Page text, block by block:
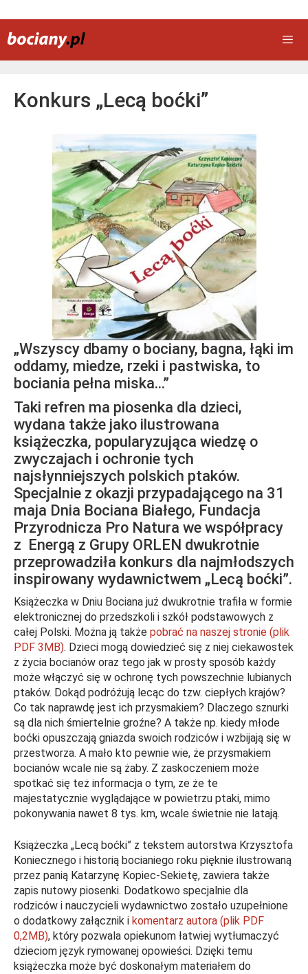
do
treści
Konkurs „Lecą boćki”
„Wszyscy dbamy o bociany, bagna, łąki im
oddamy, miedze, rzeki i pastwiska, to
bociania pełna miska…”
Taki refren ma piosenka dla dzieci,
wydana także jako ilustrowana
książeczka, popularyzująca wiedzę o
zwyczajach i ochronie tych
najsłynniejszych polskich ptaków.
Specjalnie z okazji przypadającego na 31
maja Dnia Bociana Białego, Fundacja
Przyrodnicza Pro Natura we współpracy
z Energą z Grupy ORLEN dwukrotnie
przeprowadziła konkurs dla najmłodszych
inspirowany wydawnictwem „Lecą boćki”.
Książeczka w Dniu Bociana już dwukrotnie trafiła w formie
elektronicznej do przedszkoli i szkół podstawowych z
całej Polski. Można ją także pobrać na naszej stronie (plik
PDF 3MB). Dzieci mogą dowiedzieć się z niej ciekawostek
z życia bocianów oraz tego jak w prosty sposób każdy
może włączyć się w ochronę tych powszechnie lubianych
ptaków. Dokąd podróżują lecąc do tzw. ciepłych krajów?
Co tak naprawdę jest ich przysmakiem? Dlaczego sznurki
są dla nich śmiertelnie groźne? A także np. kiedy młode
boćki opuszczają gniazda swoich rodziców i wzbijają się w
przestworza. A mało kto pewnie wie, że przysmakiem
bocianów wcale nie są żaby. Z zaskoczeniem może
spotkać się też informacja o tym, ze że te
majestatycznie wyglądające w powietrzu ptaki, mimo
pokonywania nawet 8 tys. km, wcale świetnie nie latają.
Książeczka „Lecą boćki” z tekstem autorstwa Krzysztofa
Koniecznego i historią bocianiego roku pięknie ilustrowaną
przez panią Katarzynę Kopiec-Sekietę, zawiera także
zapis nutowy piosenki. Dodatkowo specjalnie dla
rodziców i nauczycieli wydawnictwo zostało uzupełnione
o dodatkowy załącznik i komentarz autora (plik PDF
0,2MB), który pozwala opiekunom łatwiej wytłumaczyć
dzieciom język rymowanej opowieści. Dzięki temu
książeczka może być doskonałym materiałem do